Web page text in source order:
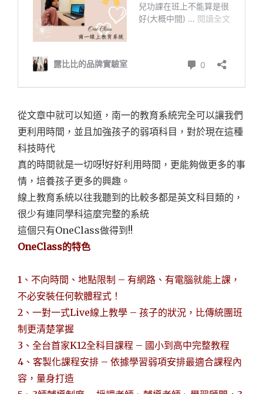
從文章中就可以知道，南一的教育系統完全可以讓我們
更利用時間，並且加強孩子的弱項科目，對於現在這種
科技時代
真的時間就是一切呀!好好利用時間，更能夠做更多的事
情，培養孩子更多的興趣。
線上教育系統以往我聽到的比較多都是英文科目類的，
很少有連同學科這麼完整的系統
這個只有OneClass做得到!!
OneClass的特色
1、不向時間、地點限制 – 有網路、有電腦就能上課，
不必安裝任何軟體程式！
2、一對一式Live線上教學 – 孩子的狀況，比傳統團班
制更清楚掌握
3、全台首家K12全科目課程 – 國小到高中完整教程
4、客製化課程安排 – 依據學習弱項安排最適合課程內
容，量身打造